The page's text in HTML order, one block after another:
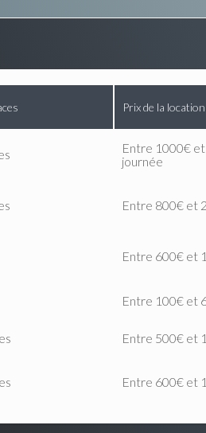
Prix de la
Entre 1000€
journée
Entre 800€ et
Entre 600€ et
Entre 100€ et
Entre 500€ et
Entre 600€ et